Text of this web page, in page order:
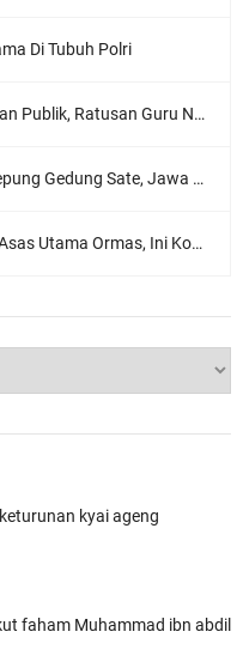
Di Tubuh Polri
Kota Malang Serukan Deklarasi Ramah Anak
Gedung Sate, Jawa Barat
Ormas, Ini Komentar PBNU
kyai ageng
faham Muhammad ibn abdil